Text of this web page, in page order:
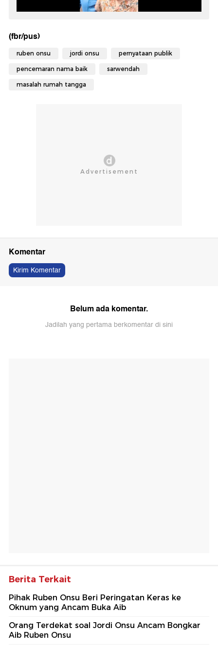
(fbr/pus)
ruben onsu jordi onsu pernyataan publik
pencemaran nama baik sarwendah
masalah rumah tangga
Komentar
Kirim Komentar
Belum ada komentar.
Jadilah yang pertama berkomentar di sini
Berita Terkait
Pihak Ruben Onsu Beri Peringatan Keras ke
Oknum yang Ancam Buka Aib
Orang Terdekat soal Jordi Onsu Ancam Bongkar
Aib Ruben Onsu